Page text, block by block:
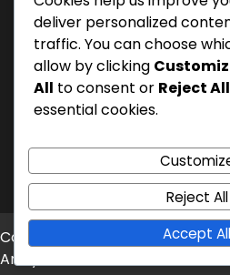
refluks og komfort
Søvn hygienepraksis for å
refluks
Flat søvnposisjon:
søvnkvalitet
Copyright © 2026 m6store.com
Artify Themes
deliver personalized
traffic. You can choose
allow by clicking
All to consent or Reject All
essential cookies.
Reject All
Accept All